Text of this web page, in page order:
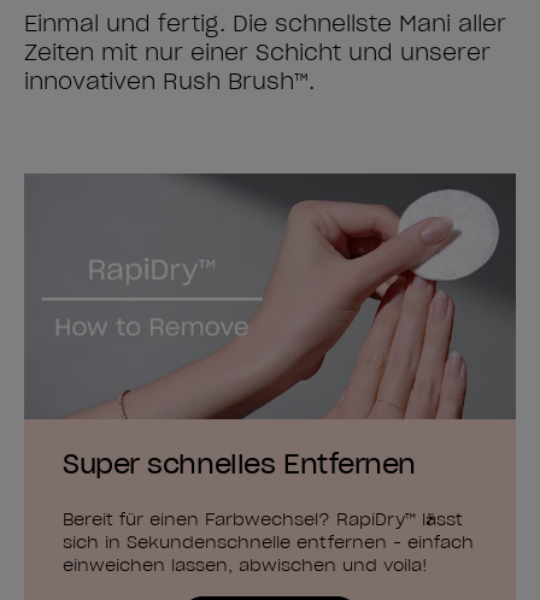
Einmal und fertig. Die schnellste Mani aller
Zeiten mit nur einer Schicht und unserer
innovativen Rush Brush™.
Super schnelles Entfernen
Bereit für einen Farbwechsel? RapiDry™ lässt
sich in Sekundenschnelle entfernen - einfach
einweichen lassen, abwischen und voila!